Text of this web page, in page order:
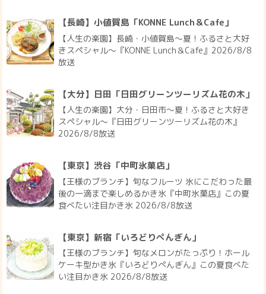
【長崎】小値賀島「KONNE Lunch＆Cafe」
【人生の楽園】長崎・小値賀島～夏！ふるさと大好
きスペシャル～『KONNE Lunch＆Cafe』2026/8/8
放送
【大分】日田「日田グリーンツーリズム花の木」
【人生の楽園】大分・日田市～夏！ふるさと大好き
スペシャル～『日田グリーンツーリズム花の木』
2026/8/8放送
【東京】渋谷「中町氷菓店」
【王様のブランチ】旬なフルーツ 氷にこだわった最
後の一滴まで楽しめるかき氷『中町氷菓店』この夏
食べたい注目かき氷 2026/8/8放送
【東京】新宿「いろどりぺんぎん」
【王様のブランチ】旬なメロンがたっぷり！ホール
ケーキ型かき氷『いろどりぺんぎん』この夏食べた
い注目かき氷 2026/8/8放送